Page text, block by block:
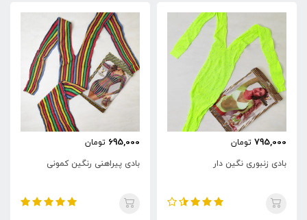
795,000 تومان
بادی زنبوری نگین دار
695,000 تومان
بادی پیراهنی رنگین کمونی